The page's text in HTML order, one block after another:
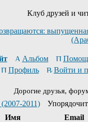
Клуб друзей и
Альбом
Профиль
Войти и
Дорогие друзья,
2011)
Имя Email